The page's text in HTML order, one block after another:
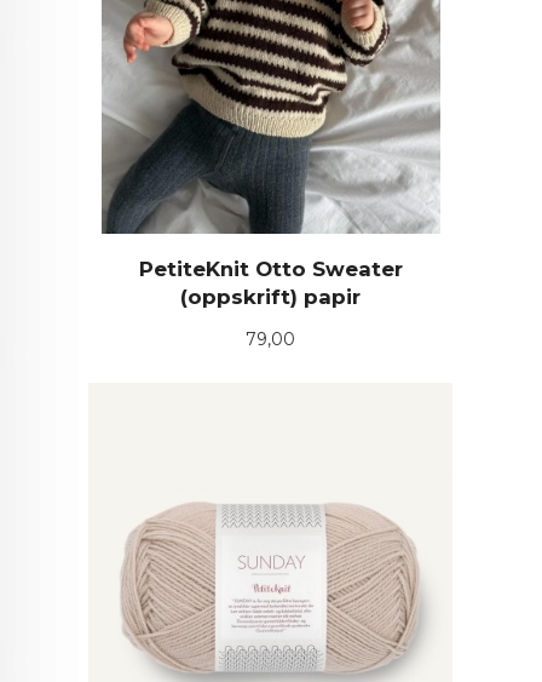
PetiteKnit Otto Sweater
(oppskrift) papir
Pris
79,00